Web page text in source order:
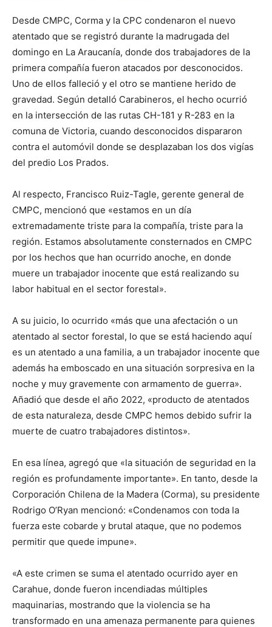
Desde CMPC, Corma y la CPC condenaron el nuevo
atentado que se registró durante la madrugada del
domingo en La Araucanía, donde dos trabajadores de la
primera compañía fueron atacados por desconocidos.
Uno de ellos falleció y el otro se mantiene herido de
gravedad. Según detalló Carabineros, el hecho ocurrió
en la intersección de las rutas CH-181 y R-283 en la
comuna de Victoria, cuando desconocidos dispararon
contra el automóvil donde se desplazaban los dos vigías
del predio Los Prados.
Al respecto, Francisco Ruiz-Tagle, gerente general de
CMPC, mencionó que «estamos en un día
extremadamente triste para la compañía, triste para la
región. Estamos absolutamente consternados en CMPC
por los hechos que han ocurrido anoche, en donde
muere un trabajador inocente que está realizando su
labor habitual en el sector forestal».
A su juicio, lo ocurrido «más que una afectación o un
atentado al sector forestal, lo que se está haciendo aquí
es un atentado a una familia, a un trabajador inocente que
además ha emboscado en una situación sorpresiva en la
noche y muy gravemente con armamento de guerra».
Añadió que desde el año 2022, «producto de atentados
de esta naturaleza, desde CMPC hemos debido sufrir la
muerte de cuatro trabajadores distintos».
En esa línea, agregó que «la situación de seguridad en la
región es profundamente importante». En tanto, desde la
Corporación Chilena de la Madera (Corma), su presidente
Rodrigo O’Ryan mencionó: «Condenamos con toda la
fuerza este cobarde y brutal ataque, que no podemos
permitir que quede impune».
«A este crimen se suma el atentado ocurrido ayer en
Carahue, donde fueron incendiadas múltiples
maquinarias, mostrando que la violencia se ha
transformado en una amenaza permanente para quienes